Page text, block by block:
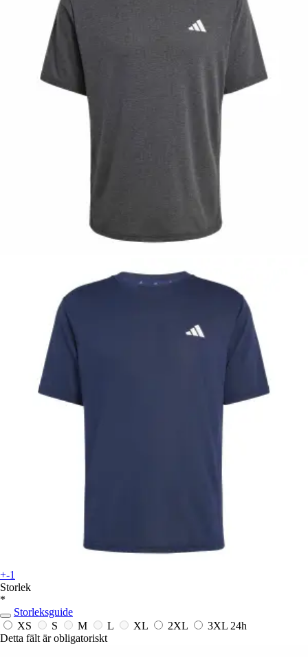
+-1
Storlek
*
Storleksguide
XS
S M L XL 2XL 3XL 24h
Detta fält är obligatoriskt